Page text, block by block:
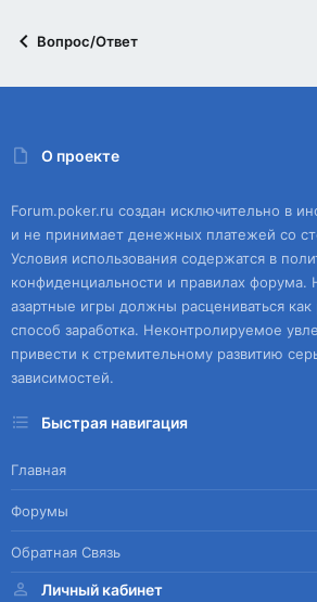
Вопрос/Ответ
О проекте
Forum.poker.ru создан исключительно в
и не принимает денежных платежей со
Условия использования содержатся в
конфиденциальности и правилах форума.
азартные игры должны расцениваться как
способ заработка. Неконтролируемое
привести к стремительному развитию
зависимостей.
Быстрая навигация
Главная
Форумы
Обратная Связь
Личный кабинет